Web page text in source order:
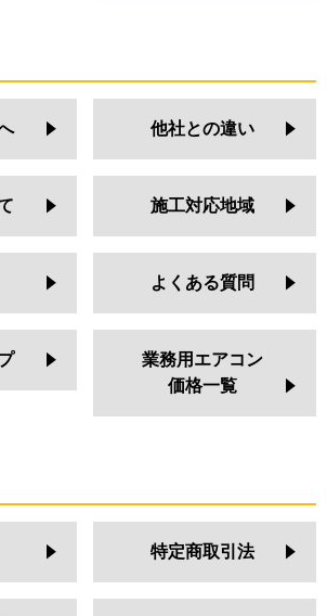
他社との違い
施工対応地域
よくある質問
業務用エアコン
価格一覧
特定商取引法